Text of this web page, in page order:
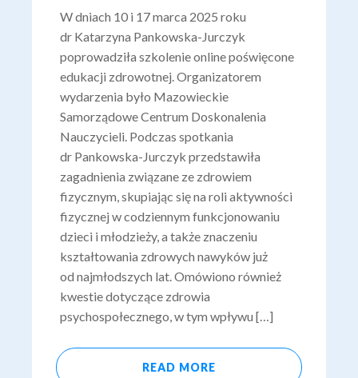
W dniach 10 i 17 marca 2025 roku
dr Katarzyna Pankowska-Jurczyk
poprowadziła szkolenie online poświęcone
edukacji zdrowotnej. Organizatorem
wydarzenia było Mazowieckie
Samorządowe Centrum Doskonalenia
Nauczycieli. Podczas spotkania
dr Pankowska-Jurczyk przedstawiła
zagadnienia związane ze zdrowiem
fizycznym, skupiając się na roli aktywności
fizycznej w codziennym funkcjonowaniu
dzieci i młodzieży, a także znaczeniu
kształtowania zdrowych nawyków już
od najmłodszych lat. Omówiono również
kwestie dotyczące zdrowia
psychospołecznego, w tym wpływu […]
READ MORE